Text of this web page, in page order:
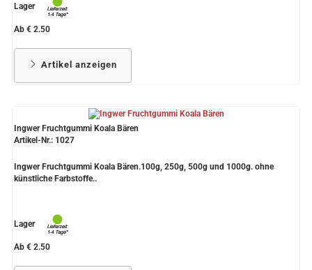
Lager
Ab € 2.50
Artikel anzeigen
Ingwer Fruchtgummi Koala Bären
Artikel-Nr.: 1027
Ingwer Fruchtgummi Koala Bären.100g, 250g, 500g und 1000g. ohne
künstliche Farbstoffe..
Lager
Ab € 2.50